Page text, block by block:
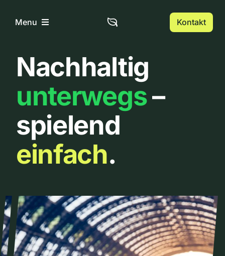
InhaltMenu
Home
Über uns
Urbanlist
Kontakt
Nachhaltig
unterwegs–
spielend
einfach.